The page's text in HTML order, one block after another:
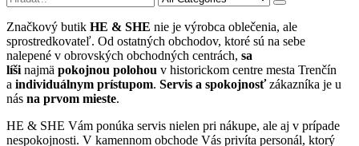
Značkový butik HE & SHE nie je výrobca oblečenia, ale
sprostredkovateľ. Od ostatných obchodov, ktoré sú na sebe
nalepené v obrovských obchodných centrách, sa
líši najmä pokojnou polohou v historickom centre mesta Trenčín
a individuálnym prístupom. Servis a spokojnosťzákazníka je u
nás na prvom mieste.
HE & SHE Vám ponúka servis nielen pri nákupe, ale aj v prípade
nespokojnosti. V kamennom obchode Vás privíta personál, ktorý